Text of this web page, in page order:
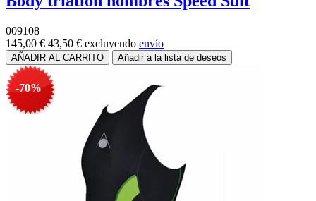
009108
145,00 € 43,50 € excluyendo envío
-70%